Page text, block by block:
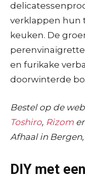
verklappen hun
keuken. De
en furikake
doorwinterde
Bestel op de
Toshiro, Rizom
Afhaal in
DIY met